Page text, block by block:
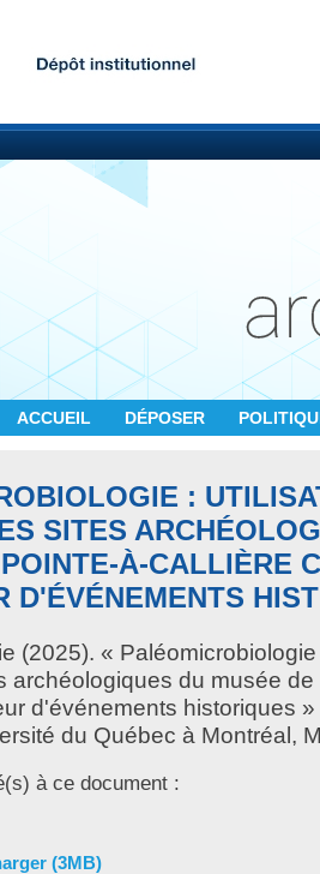
ACCUEIL DÉPOSER
:
SITES
À-CALLIÈRE
D'ÉVÉNEMENTS
(2025). «
archéologiques du musée
d'événements historiques
du Québec à Montréal,
à ce document :
(3MB)